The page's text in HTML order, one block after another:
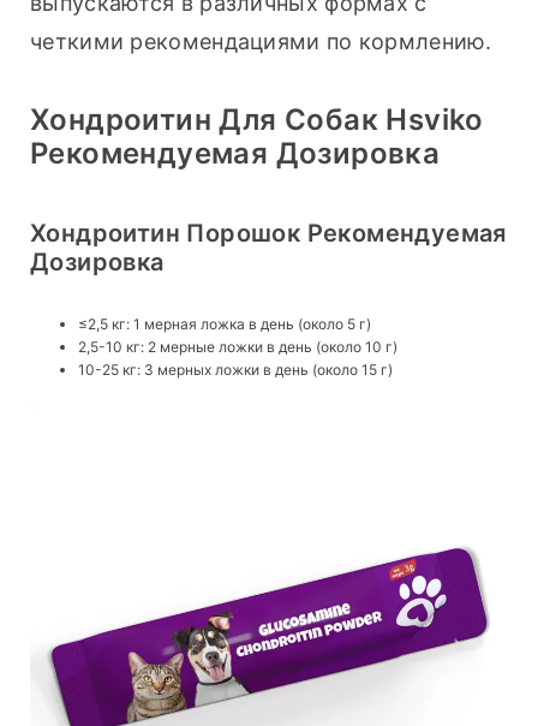
четкими рекомендациями по кормлению.
Хондроитин Для Собак Hsviko
Рекомендуемая Дозировка
Хондроитин Порошок Рекомендуемая
Дозировка
≤2,5 кг: 1 мерная ложка в день (около 5 г)
2,5-10 кг: 2 мерные ложки в день (около 10 г)
10-25 кг: 3 мерных ложки в день (около 15 г)